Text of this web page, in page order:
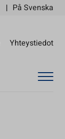
På Svenska
Yhteystiedot